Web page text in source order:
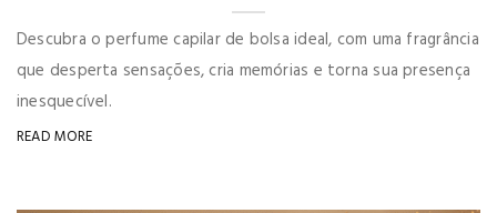
Descubra o perfume capilar de bolsa ideal, com uma fragrância
que desperta sensações, cria memórias e torna sua presença
inesquecível.
READ MORE